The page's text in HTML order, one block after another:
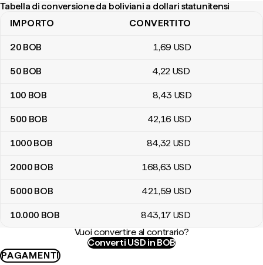
Tabella di conversione da boliviani a dollari statunitensi
Tabella di conversione da boliviani a dollari statunitensi
IMPORTO CONVERTITO
20 BOB 1,69 USD
50 BOB 4,22 USD
100 BOB 8,43 USD
500 BOB 42,16 USD
1000 BOB 84,32 USD
2000 BOB 168,63 USD
5000 BOB 421,59 USD
10.000 BOB 843,17 USD
Vuoi convertire al contrario?
Converti USD in BOB
PAGAMENTI